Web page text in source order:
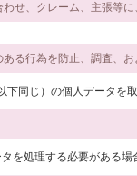
せ、クレーム、主張等
る行為を防止、調査、
同じ）の個人データを
を処理する必要がある場